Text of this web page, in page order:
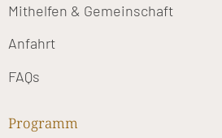
Mithelfen & Gemeinschaft
Anfahrt
FAQs
Programm